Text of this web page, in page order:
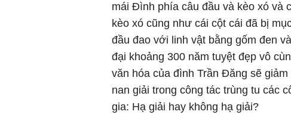
mái Đình phía câu đầu và kèo xó và
kèo xó cũng như cái cột cái đã bị
đầu đao với linh vật bằng gốm đen
đại khoảng 300 năm tuyệt đẹp vô
văn hóa của đình Trần Đăng sẽ
nan giải trong công tác trùng tu các
gia: Hạ giải hay không hạ giải?